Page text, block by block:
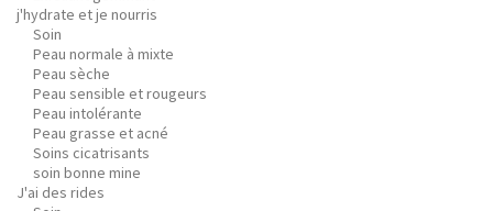
j'hydrate et je nourris
Soin
Peau normale à mixte
Peau sèche
Peau sensible et rougeurs
Peau intolérante
Peau grasse et acné
Soins cicatrisants
soin bonne mine
J'ai des rides